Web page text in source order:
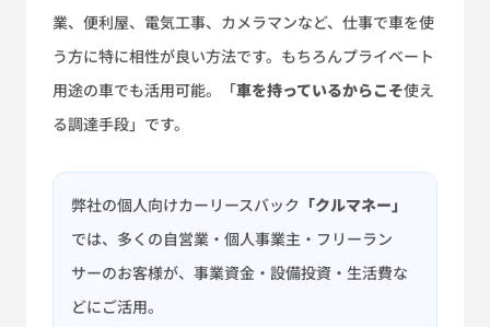
業、便利屋、電気工事、カメラマンなど、仕事で車を使
う方に特に相性が良い方法です。もちろんプライベート
用途の車でも活用可能。「車を持っているからこそ使え
る調達手段」です。
弊社の個人向けカーリースバック 「クルマネー」
では、多くの自営業・個人事業主・フリーラン
サーのお客様が、事業資金・設備投資・生活費な
どにご活用。